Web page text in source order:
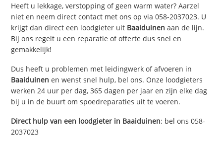
Heeft u lekkage, verstopping of geen warm water? Aarzel
niet en neem direct contact met ons op via 058-2037023. U
krijgt dan direct een loodgieter uit Baaiduinen aan de lijn.
Bij ons regelt u een reparatie of offerte dus snel en
gemakkelijk!
Dus heeft u problemen met leidingwerk of afvoeren in
Baaiduinen en wenst snel hulp, bel ons. Onze loodgieters
werken 24 uur per dag, 365 dagen per jaar en zijn elke dag
bij u in de buurt om spoedreparaties uit te voeren.
Direct hulp van een loodgieter in Baaiduinen: bel ons 058-
2037023